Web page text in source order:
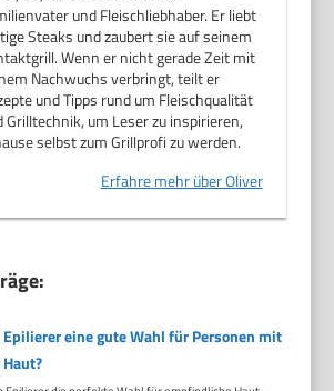
und Fleischliebhaber. Er liebt
Steaks und zaubert sie auf seinem
Wenn er nicht gerade Zeit mit
Nachwuchs verbringt, teilt er
und Tipps rund um Fleischqualität
Grilltechnik, um Leser zu inspirieren,
selbst zum Grillprofi zu werden.
Erfahre mehr über Oliver
eine gute Wahl für Personen mit